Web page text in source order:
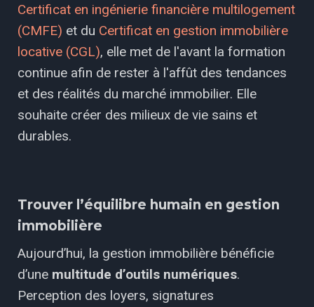
Certificat en ingénierie financière multilogement
(CMFE) et du Certificat en gestion immobilière
locative (CGL), elle met de l'avant la formation
continue afin de rester à l'affût des tendances
et des réalités du marché immobilier. Elle
souhaite créer des milieux de vie sains et
durables.
Trouver l’équilibre humain en gestion
immobilière
Aujourd’hui, la gestion immobilière bénéficie
d’une multitude d’outils numériques.
Perception des loyers, signatures